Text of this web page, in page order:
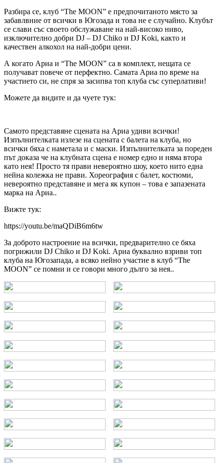
Разбира се, клуб “The MOON” е предпочитаното място за
забавлвние от всички в Югозада и това не е случайно. Клубът
се слави със своето обслужаване на най-високо ниво,
изключително добри DJ – DJ Chiko и DJ Koki, както и
качествен алкохол на най-добри цени.
А когато Ариа и “The MOON” са в комплект, нещата се
получават повече от перфектно. Самата Ариа по време на
участието си, не спря за засипва топ клуба със суперлативи!
Можете да видите и да чуете тук:
Самото представяне сцената на Ариа удиви всички!
Изпълнителката излезе на сцената с балета на клуба, но
всички бяха с наметала и с маски. Изпълнителката за пореден
път доказа че на клубната сцена е номер едно и няма втора
като нея! Просто тя прави невероятно шоу, което нито една
нейна колежка не прави. Хореография с балет, костюми,
невероятно представяне и мега як купон – това е запазената
марка на Ариа..
Вижте тук:
https://youtu.be/maQDiB6m6tw
За доброто настроение на всички, предварително се бяха
погрижили DJ Chiko и DJ Koki. Ариа буквално взриви топ
клуба на Югозапада, а всяко нейно участие в клуб “The
MOON” се помни и се говори много дълго за нея..